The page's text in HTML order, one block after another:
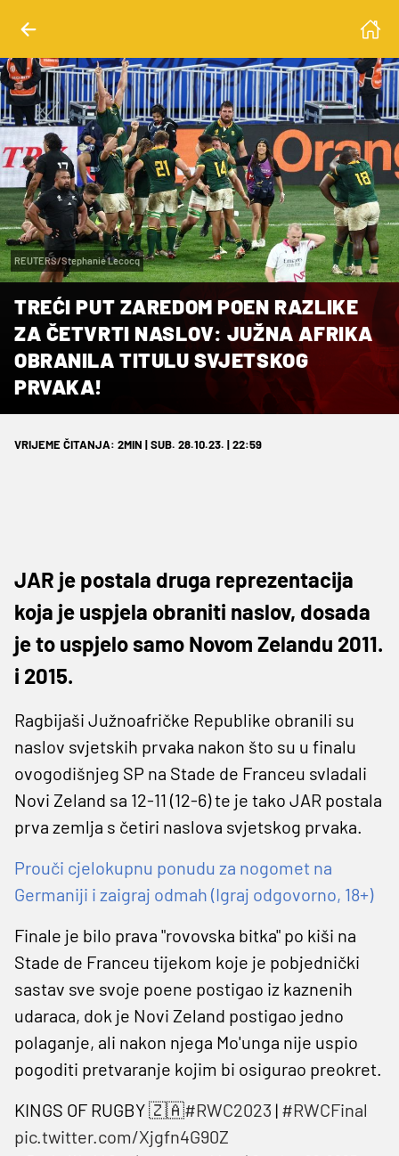
REUTERS/Stephanie Lecocq
TREĆI PUT ZAREDOM POEN RAZLIKE
ZA ČETVRTI NASLOV: JUŽNA AFRIKA
OBRANILA TITULU SVJETSKOG
PRVAKA!
VRIJEME ČITANJA: 2MIN | SUB. 28.10.23. | 22:59
JAR je postala druga reprezentacija
koja je uspjela obraniti naslov, dosada
je to uspjelo samo Novom Zelandu 2011.
i 2015.
Ragbijaši Južnoafričke Republike obranili su
naslov svjetskih prvaka nakon što su u finalu
ovogodišnjeg SP na Stade de Franceu svladali
Novi Zeland sa 12-11 (12-6) te je tako JAR postala
prva zemlja s četiri naslova svjetskog prvaka.
Prouči cjelokupnu ponudu za nogomet na
Germaniji i zaigraj odmah (Igraj odgovorno, 18+)
Finale je bilo prava "rovovska bitka" po kiši na
Stade de Franceu tijekom koje je pobjednički
sastav sve svoje poene postigao iz kaznenih
udaraca, dok je Novi Zeland postigao jedno
polaganje, ali nakon njega Mo'unga nije uspio
pogoditi pretvaranje kojim bi osigurao preokret.
KINGS OF RUGBY 🇿🇦#RWC2023 | #RWCFinal
pic.twitter.com/Xjgfn4G90Z